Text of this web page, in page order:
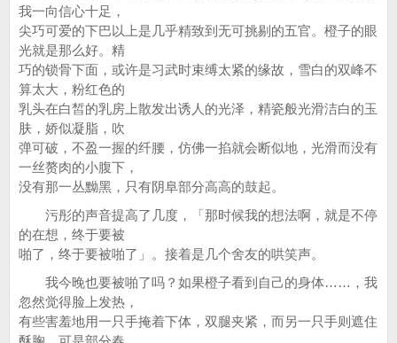
我一向信心十足，
尖巧可爱的下巴以上是几乎精致到无可挑剔的五官。橙子的眼
光就是那么好。精
巧的锁骨下面，或许是习武时束缚太紧的缘故，雪白的双峰不
算太大，粉红色的
乳头在白皙的乳房上散发出诱人的光泽，精瓷般光滑洁白的玉
肤，娇似凝脂，吹
弹可破，不盈一握的纤腰，仿佛一掐就会断似地，光滑而没有
一丝赘肉的小腹下，
没有那一丛黝黑，只有阴阜部分高高的鼓起。
污彤的声音提高了几度，「那时候我的想法啊，就是不停
的在想，终于要被
啪了，终于要被啪了」。接着是几个舍友的哄笑声。
我今晚也要被啪了吗？如果橙子看到自己的身体……，我
忽然觉得脸上发热，
有些害羞地用一只手掩着下体，双腿夹紧，而另一只手则遮住